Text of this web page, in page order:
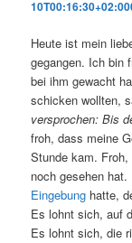
Heute ist mein
gegangen. Ich bin
bei ihm gewacht
schicken wollten,
versprochen: Bis
froh, dass meine
Stunde kam.
noch gesehen
Eingebung hatte,
Es lohnt sich, auf
Es lohnt sich, die